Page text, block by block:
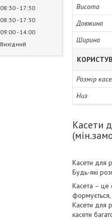
08:30 17:30
08:30 17:30
09:00 14:00
Вихідний
Висота
Довжина
Ширина
Розмір
Низ
Касети
Касети для
Будь-які
Касета – це
формується,
Касети для
касети